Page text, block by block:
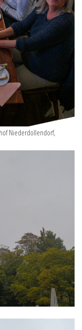
Niederdollendorf,